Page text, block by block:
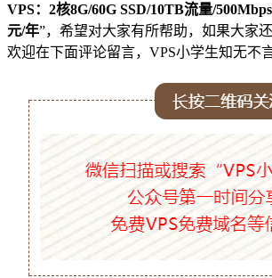
VPS：2核8G/60G SSD/10TB流量/
元/年”，希望对大家有所帮助，如果大家
欢迎在下面评论留言，VPS小学生知无不言